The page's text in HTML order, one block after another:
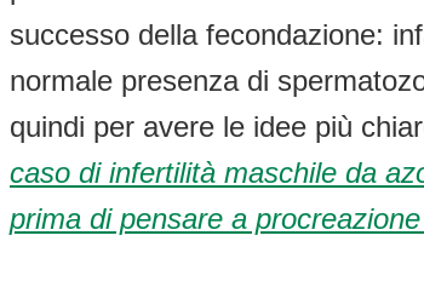
successo della fecondazione:
normale presenza di
quindi per avere le idee più
caso di infertilità maschile da
prima di pensare a